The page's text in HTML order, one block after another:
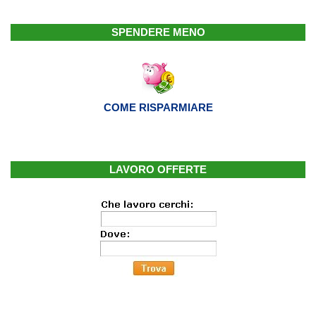
SPENDERE MENO
COME RISPARMIARE
LAVORO OFFERTE